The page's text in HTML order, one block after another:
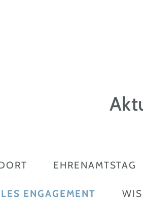
EHRENAMTSTAG
ENGAGEMENT